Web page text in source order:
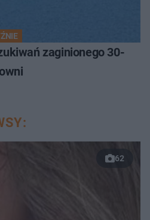
zaginionego 30-
62